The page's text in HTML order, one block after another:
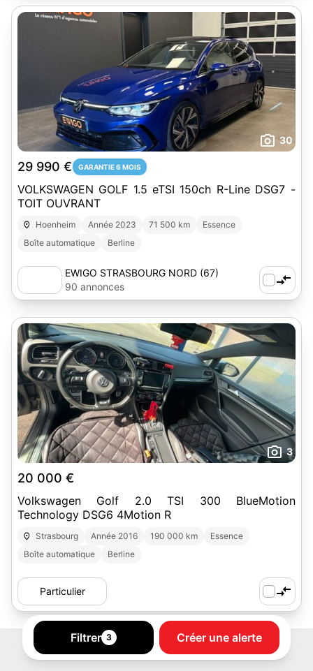
30
29 990 € GARANTIE 6 MOIS
VOLKSWAGEN GOLF 1.5 eTSI 150ch R-Line DSG7 -
TOIT OUVRANT
Hoenheim Année 2023 71 500 km
Essence
Boîte automatique
Berline
EWIGO STRASBOURG NORD (67)
90 annonces
3
20 000 €
Volkswagen Golf 2.0 TSI 300 BlueMotion
Technology DSG6 4Motion R
Strasbourg Année 2016 190 000 km
Essence
Boîte automatique
Berline
Particulier
Filtrer 3 Créer une alerte